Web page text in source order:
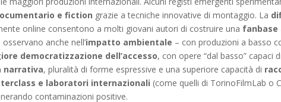
e fiction grazie a tecniche innovative di montaggio. La
online consentono a molti giovani autori di costruire una fanbase
anche nell’impatto ambientale – con produzioni a basso
democratizzazione dell’accesso, con opere “dal basso” capaci
narrativa, pluralità di forme espressive e una superiore capacità di
e laboratori internazionali (come quelli di TorinoFilmLab o
contaminazioni positive.